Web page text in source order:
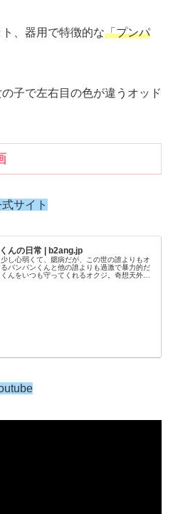
、器用で特徴的な「プンパ
子で左右目の色が違うオッド
サイト
んの日常 | b2ang.jp
し心弱くて、臆病だが、この世の誰よりもオ
パンパンくんと他の誰よりも過激で暴力的だ
んをいつも守ってくれるオクジ。奇想天外な